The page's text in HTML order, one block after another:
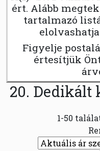
ért. Alább
tartalmazó
Figyelje
értesítjük
20. Dedikált
1-50